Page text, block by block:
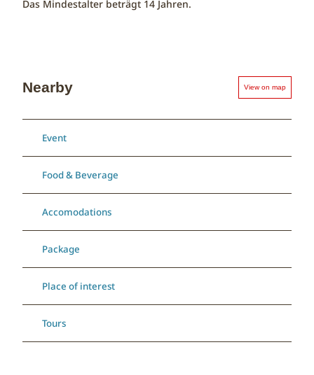
Das Mindestalter beträgt 14 Jahren.
Nearby View on map
Event
Food & Beverage
Accomodations
Package
Place of interest
Tours